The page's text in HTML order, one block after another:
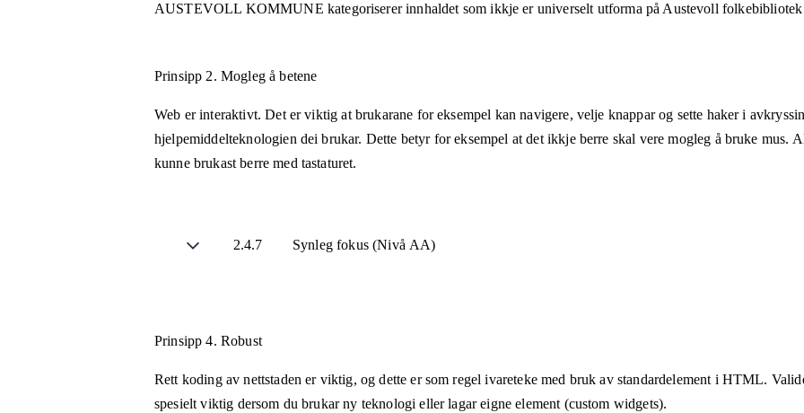
AUSTEVOLL KOMMUNE kategoriserer innhaldet som ikkje er universelt utforma på Austevoll folkebibliotek
Prinsipp 2. Mogleg å betene
Web er interaktivt. Det er viktig at brukarane for eksempel kan navigere, velje knappar og sette haker i
hjelpemiddelteknologien dei brukar. Dette betyr for eksempel at det ikkje berre skal vere mogleg å bruke mus.
kunne brukast berre med tastaturet.
2.4.7 Synleg fokus (Nivå AA)
Prinsipp 4. Robust
Rett koding av nettstaden er viktig, og dette er som regel ivareteke med bruk av standardelement i HTML.
spesielt viktig dersom du brukar ny teknologi eller lagar eigne element (custom widgets).